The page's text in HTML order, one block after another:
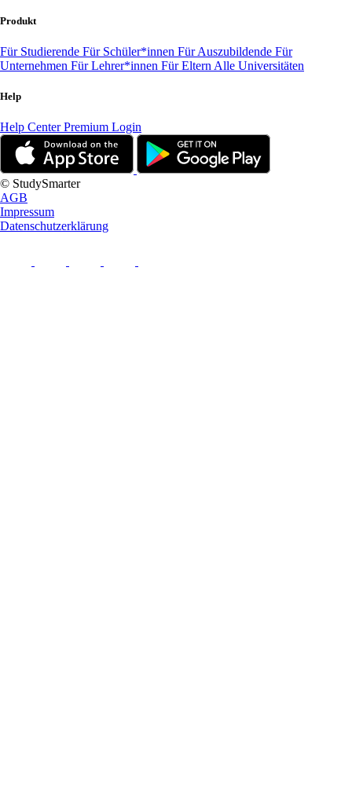
Produkt
Für Studierende Für Schüler*innen Für Auszubildende Für
Unternehmen Für Lehrer*innen Für Eltern Alle Universitäten
Help
Help CenterPremium Login
© StudySmarter
AGB
Impressum
Datenschutzerklärung